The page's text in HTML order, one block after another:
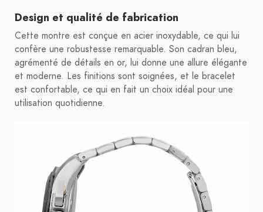
Design et qualité de fabrication
Cette montre est conçue en acier inoxydable, ce qui lui
confère une robustesse remarquable. Son cadran bleu,
agrémenté de détails en or, lui donne une allure élégante
et moderne. Les finitions sont soignées, et le bracelet
est confortable, ce qui en fait un choix idéal pour une
utilisation quotidienne.